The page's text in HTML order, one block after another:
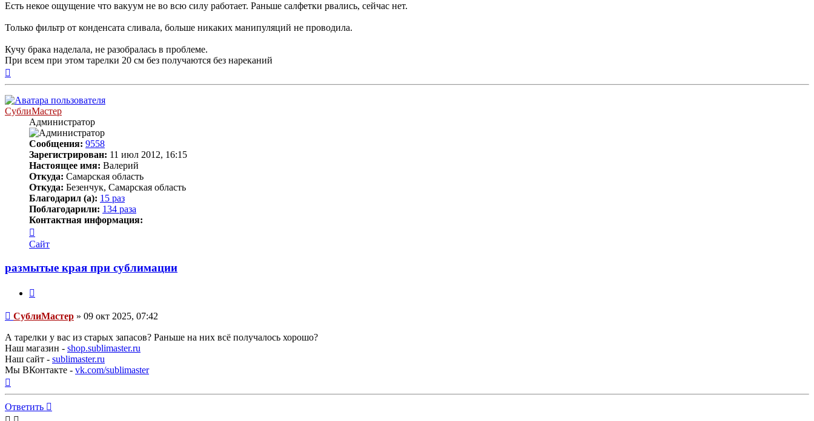
Есть некое ощущение что вакуум не во всю силу работает. Раньше салфетки рвались, сейчас нет.
Только фильтр от конденсата сливала, больше никаких манипуляций не проводила.
Кучу брака наделала, не разобралась в проблеме.
При всем при этом тарелки 20 см без получаются без нареканий
СублиМастер
Администратор
Сообщения: 9558
Зарегистрирован: 11 июл 2012, 16:15
Настоящее имя: Валерий
Откуда: Самарская область
Откуда: Безенчук, Самарская область
Благодарил (а): 15 раз
Поблагодарили: 134 раза
Контактная информация:
информация
пользователя
Сайт
размытые края при сублимации
Непрочитанное
сообщение
СублиМастер » 09 окт 2025, 07:42
А тарелки у вас из старых запасов? Раньше на них всё получалось хорошо?
Наш магазин - shop.sublimaster.ru
Наш сайт - sublimaster.ru
Мы ВКонтакте - vk.com/sublimaster
началу
Ответить